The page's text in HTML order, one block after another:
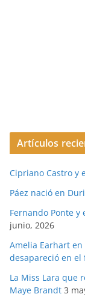
Artículos
Cipriano Castro y
Páez nació en
Fernando Ponte
junio, 2026
Amelia Earhart
desapareció en
La Miss Lara que
Maye Brandt 3